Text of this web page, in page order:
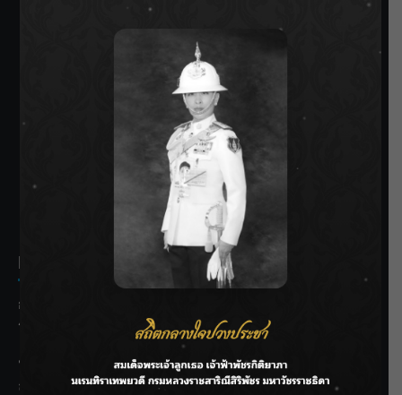
SIAMRATH VARIETY
THE BEST ENTERTAINMENT
Recent Posts
กรมชลฯ รับฟังประชาชน ติดตามแก้ปัญหาโครงการประตู
ระบายน้ำศรีสองรักฯ
‘แมน การิน’ แชร์ความเชื่อชวนคิด! “อยากกินอะไรหลังจาก
ลาโลกนี้ ให้ใส่บาตรสิ่งนั้นไว้ตอนยังมีชีวิต”